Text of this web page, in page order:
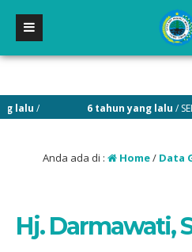
/ 6 tahun yang lalu /
Anda ada di : Home/ Data
Hj. Darmawati,